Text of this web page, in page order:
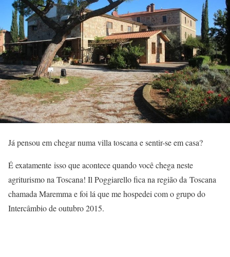
Já pensou em chegar numa villa toscana e sentir-se em casa?
É exatamente isso que acontece quando você chega neste
agriturismo na Toscana! Il Poggiarello fica na região da Toscana
chamada Maremma e foi lá que me hospedei com o grupo do
Intercâmbio de outubro 2015.